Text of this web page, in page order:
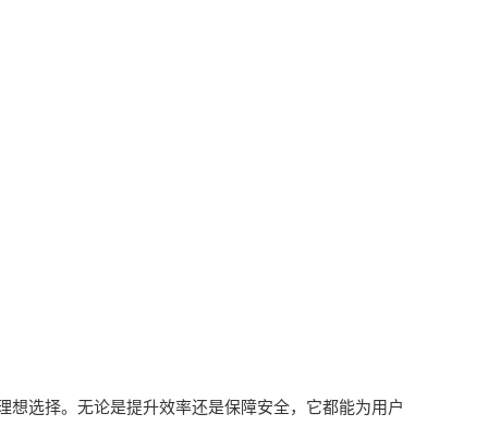
选择。无论是提升效率还是保障安全，它都能为用户